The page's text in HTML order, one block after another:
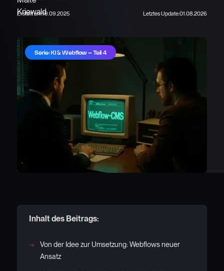
Erstellt am:19.09.2025 Letztes Update:01.08.2026
Serie: KI & Webflow – Teil 4
Inhalt des Beitrags:
Von der Idee zur Umsetzung: Webflows neuer
Ansatz